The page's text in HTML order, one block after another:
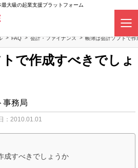
大級の起業支援プラットフォーム
FAQ 会計・ファイナンス 帳簿は会計ソフトで
で作成すべきでしょ
事務局
：2010.01.01
成すべきでしょうか